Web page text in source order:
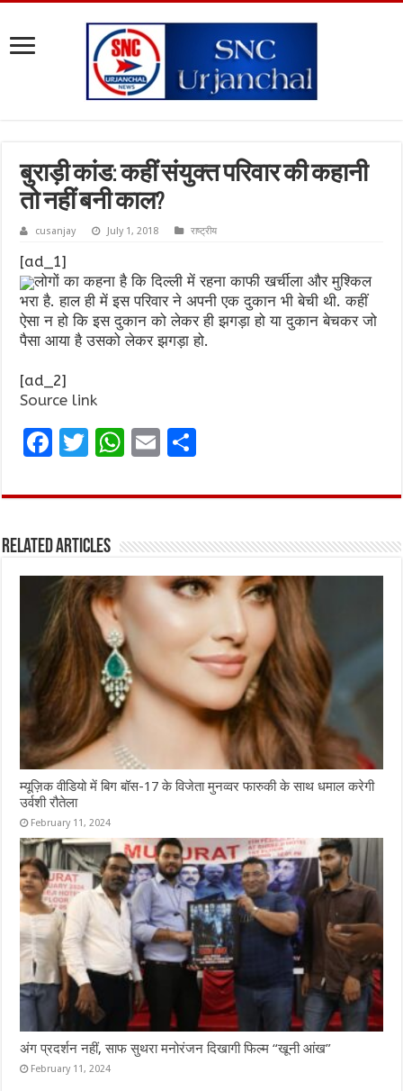
बुराड़ी कांड: कहीं संयुक्‍त परिवार की कहानी
तो नहीं बनी काल?
cusanjay July 1, 2018 राष्ट्रीय
[ad_1]
लोगों का कहना है कि दिल्‍ली में रहना काफी खर्चीला और मुश्किल
भरा है. हाल ही में इस परिवार ने अपनी एक दुकान भी बेची थी. कहीं
ऐसा न हो कि इस दुकान को लेकर ही झगड़ा हो या दुकान बेचकर जो
पैसा आया है उसको लेकर झगड़ा हो.
[ad_2]
Source link
F
ce
o
o
k
T
it
r
W
at
A
p
p
E
ai ar
Related Articles
म्यूज़िक वीडियो में बिग बॉस-17 के विजेता मुनव्वर फारुकी के साथ धमाल करेगी
उर्वशी रौतेला
February 11, 2024
अंग प्रदर्शन नहीं, साफ सुथरा मनोरंजन दिखागी फिल्म “खूनी आंख”
February 11, 2024